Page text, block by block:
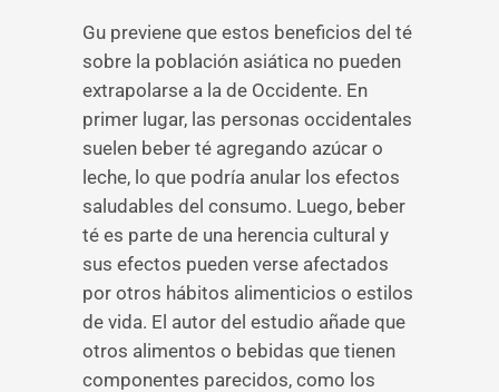
Gu previene que estos beneficios del té
sobre la población asiática no pueden
extrapolarse a la de Occidente. En
primer lugar, las personas occidentales
suelen beber té agregando azúcar o
leche, lo que podría anular los efectos
saludables del consumo. Luego, beber
té es parte de una herencia cultural y
sus efectos pueden verse afectados
por otros hábitos alimenticios o estilos
de vida. El autor del estudio añade que
otros alimentos o bebidas que tienen
componentes parecidos, como los